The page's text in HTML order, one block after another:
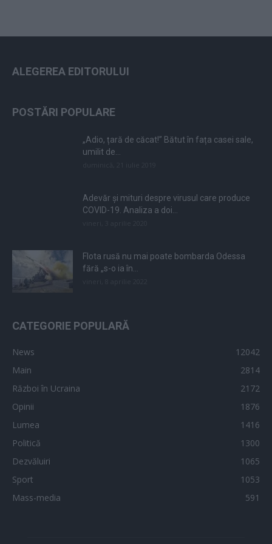
ALEGEREA EDITORULUI
POSTĂRI POPULARE
„Adio, țară de căcat!” Bătut în fața casei sale,
umilit de...
Adevăr și mituri despre virusul care produce
COVID-19. Analiza a doi...
Flota rusă nu mai poate bombarda Odessa
fără „s-o ia în...
CATEGORIE POPULARĂ
News
12042
Main
2814
Război în Ucraina
2172
Opinii
1876
Lumea
1416
Politică
1300
Dezvăluiri
1065
Sport
1053
Mass-media
591